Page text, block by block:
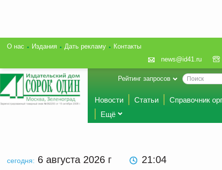
О нас Издания Дать рекламу
Контакты
news@id41.ru
Рейтинг запросов
Новости Статьи
Справочник
Ещё
сегодня: 6 августа 2026 г 21 04